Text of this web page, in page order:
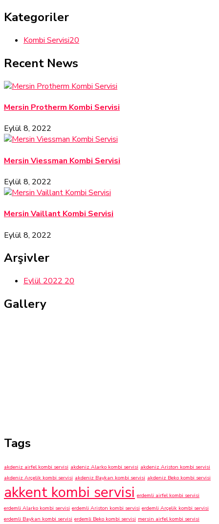
Kategoriler
Kombi Servisi20
Recent News
Mersin Protherm Kombi Servisi
Eylül 8, 2022
Mersin Viessman Kombi Servisi
Eylül 8, 2022
Mersin Vaillant Kombi Servisi
Eylül 8, 2022
Arşivler
Eylül 2022 20
Gallery
Tags
akdeniz airfel kombi servisi akdeniz Alarko kombi servisi akdeniz Ariston kombi servisi
akdeniz Arçelik kombi servisi akdeniz Baykan kombi servisi akdeniz Beko kombi servisi
akkent kombi servisi erdemli airfel kombi servisi
erdemli Alarko kombi servisi erdemli Ariston kombi servisi erdemli Arçelik kombi servisi
erdemli Baykan kombi servisi erdemli Beko kombi servisi mersin airfel kombi servisi